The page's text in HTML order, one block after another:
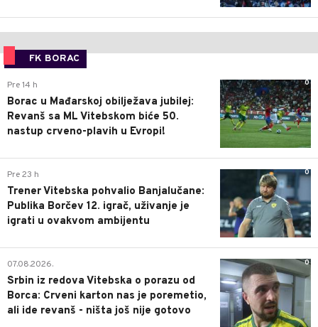
FK BORAC
0
Pre 14 h
Borac u Mađarskoj obilježava jubilej:
Revanš sa ML Vitebskom biće 50.
nastup crveno-plavih u Evropi!
0
Pre 23 h
Trener Vitebska pohvalio Banjalučane:
Publika Borčev 12. igrač, uživanje je
igrati u ovakvom ambijentu
0
07.08.2026.
Srbin iz redova Vitebska o porazu od
Borca: Crveni karton nas je poremetio,
ali ide revanš - ništa još nije gotovo